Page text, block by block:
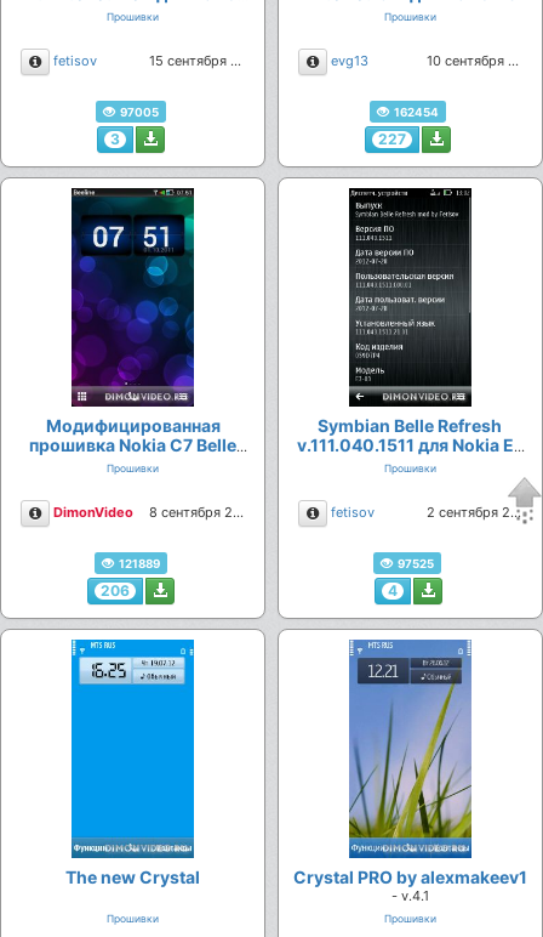
700 (Взлом)
Прошивки
Описание
fetisov 15 сентября 2012
97005
3
Прошивки
Описание
evg13 10 сентября 2012
162454
227
Модифицированная
прошивка Nokia С7 Belle
Refresh RM-675 111.040.1511
Прошивки
Описание
DimonVideo 8 сентября 2012
121889
206
Symbian Belle Refresh
v.111.040.1511 для Nokia E7
(Взлом)
Прошивки
Описание
fetisov 2 сентября 2012
97525
4
The new Crystal
Прошивки
Crystal PRO by alexmakeev1
- v.4.1
Прошивки